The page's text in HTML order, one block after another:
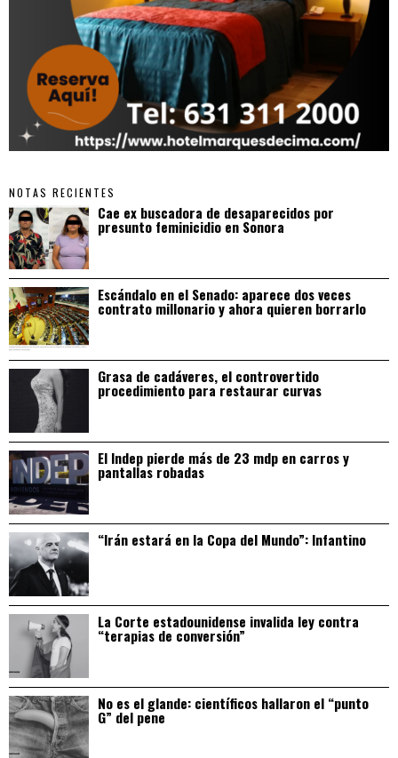
NOTAS RECIENTES
Cae ex buscadora de desaparecidos por
presunto feminicidio en Sonora
Escándalo en el Senado: aparece dos veces
contrato millonario y ahora quieren borrarlo
Grasa de cadáveres, el controvertido
procedimiento para restaurar curvas
El Indep pierde más de 23 mdp en carros y
pantallas robadas
“Irán estará en la Copa del Mundo”: Infantino
La Corte estadounidense invalida ley contra
“terapias de conversión”
No es el glande: científicos hallaron el “punto
G” del pene